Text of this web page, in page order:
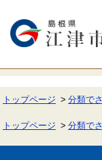
で
ば
本
へ
トップページ 分類で
トップページ 分類で